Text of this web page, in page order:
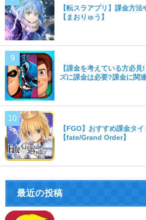
【転スラアプリ】課金方
【まおりゅう】
【課金を考えている方必
ズに課金は必要?課金に関
【FGO】おすすめ課金タ
【fate/Grand Order】
最近の投稿